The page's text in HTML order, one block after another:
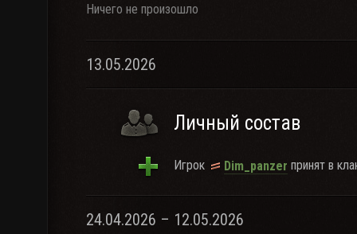
Ничего не произошло
13.05.2026
Личный состав
Игрок Dim_panzer принят в
24.04.2026 – 12.05.2026